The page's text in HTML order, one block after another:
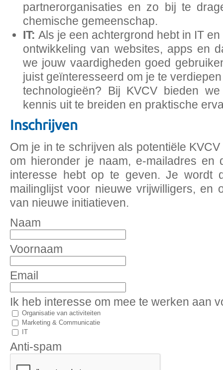
partnerorganisaties en zo bij te
chemische gemeenschap.
IT: Als je een achtergrond hebt in IT
ontwikkeling van websites, apps en
we jouw vaardigheden goed
juist geïnteresseerd om je te
technologieën? Bij KVCV bieden
kennis uit te breiden en praktische
Inschrijven
Om je in te schrijven als potentiële
om hieronder je naam, e-mailadres en
interesse hebt op te geven. Je wordt
mailinglijst voor nieuwe vrijwilligers, en
van nieuwe initiatieven.
Naam
Voornaam
Email
Ik heb interesse om mee te werken aan
Organisatie van activiteiten
Marketing & Communicatie
IT
Anti-spam